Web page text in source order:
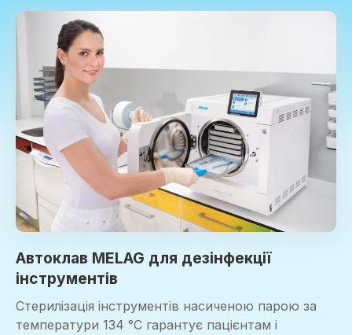
Автоклав MELAG для дезінфекції
інструментів
Стерилізація інструментів насиченою парою за
температури 134 °C гарантує пацієнтам і